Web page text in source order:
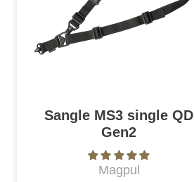
Sangle MS3 single QD
Gen2
Magpul